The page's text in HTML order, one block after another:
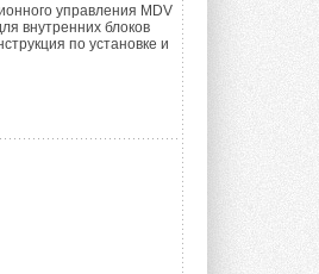
как выбрать
не
после первой
управления MDV
внутренних блоков
по установке и